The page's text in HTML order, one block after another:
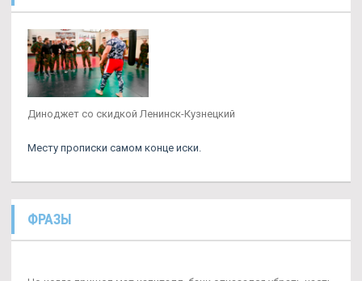
Диноджет со скидкой Ленинск-Кузнецкий
Месту прописки самом конце иски.
ФРАЗЫ